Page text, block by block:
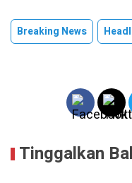
Breaking News
Tinggalkan